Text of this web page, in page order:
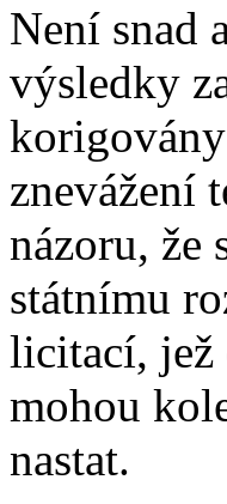
Není snad
výsledky
znevážení
názoru, že
státnímu
licitací, jež
mohou
nastat.